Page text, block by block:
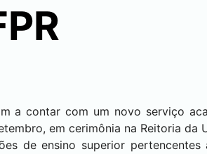
a contar com um novo serviço
em cerimônia na Reitoria da
de ensino superior pertencentes